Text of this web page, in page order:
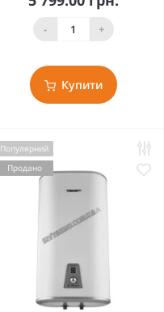
- +
Купити
Популярний
Продано